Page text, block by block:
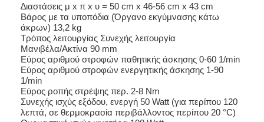
∆ιαστάσεις μ x π x υ = 50 cm x 46-56 cm x 43 cm
Βάρος με τα υποπόδια (Όργανο εκγύμνασης κάτω
άκρων) 13,2 kg
Τρόπος λειτουργίας Συνεχής λειτουργία
Μανιβέλα/Ακτίνα 90 mm
Εύρος αριθμού στροφών παθητικής άσκησης 0-60 1/min
Εύρος αριθμού στροφών ενεργητικής άσκησης 1-90
1/min
Εύρος ροπής στρέψης περ. 2-8 Nm
Συνεχής ισχύς εξόδου, ενεργή 50 Watt (για περίπου 120
λεπτά, σε θερμοκρασία περιβάλλοντος περίπου 20 °C)